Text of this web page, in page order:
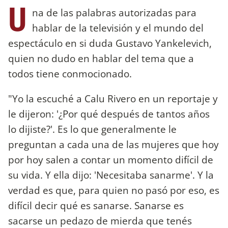
U na de las palabras autorizadas para
hablar de la televisión y el mundo del
espectáculo en si duda Gustavo Yankelevich,
quien no dudo en hablar del tema que a
todos tiene conmocionado.
"Yo la escuché a Calu Rivero en un reportaje y
le dijeron: '¿Por qué después de tantos años
lo dijiste?'. Es lo que generalmente le
preguntan a cada una de las mujeres que hoy
por hoy salen a contar un momento difícil de
su vida. Y ella dijo: 'Necesitaba sanarme'. Y la
verdad es que, para quien no pasó por eso, es
difícil decir qué es sanarse. Sanarse es
sacarse un pedazo de mierda que tenés